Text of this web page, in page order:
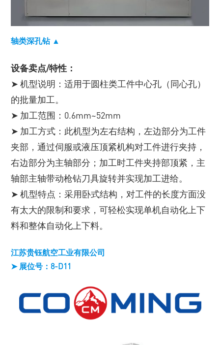
轴类深孔钻 ▲
设备卖点/特性：
➤ 机型说明：适用于圆柱类工件中心孔（同心孔）
的批量加工。
➤ 加工范围：0.6mm~52mm
➤ 加工方式：此机型为左右结构，左边部分为工件
夹部，通过伺服或液压顶紧机构对工件进行夹持，
右边部分为主轴部分；加工时工件夹持部顶紧，主
轴部主轴带动枪钻刀具旋转并实现加工进给。
➤ 机型特点：采用卧式结构，对工件的长度方面没
有太大的限制和要求，可轻松实现单机自动化上下
料和整体自动化上下料。
江苏贵钰航空工业有限公司
➤ 展位号：8-D11